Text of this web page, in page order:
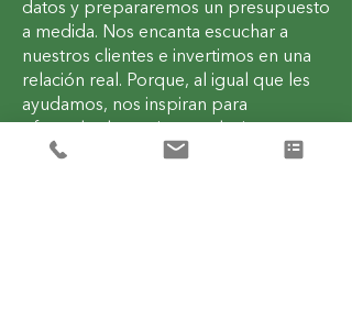
datos y prepararemos un presupuesto
a medida. Nos encanta escuchar a
nuestros clientes e invertimos en una
relación real. Porque, al igual que les
ayudamos, nos inspiran para
productos.